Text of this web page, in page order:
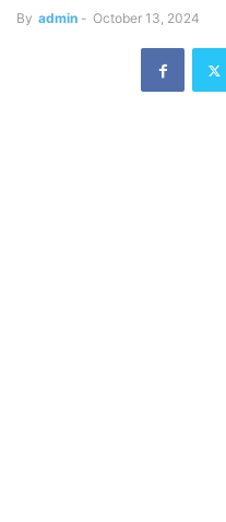
By admin - October 13, 2024